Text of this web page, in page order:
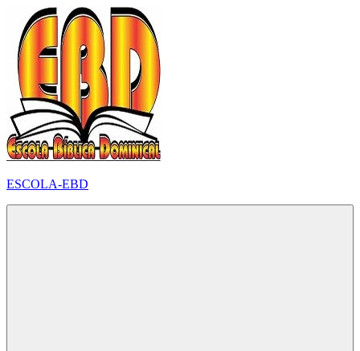
para
conteúdo
ESCOLA-EBD